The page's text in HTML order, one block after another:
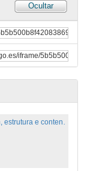
Ocultar
en América do Sur
Manifestacións de Imaxe Pública nas Repúblicas Americanas
O protocolo como elemento para o axeitado desenrolo do evento tradicional